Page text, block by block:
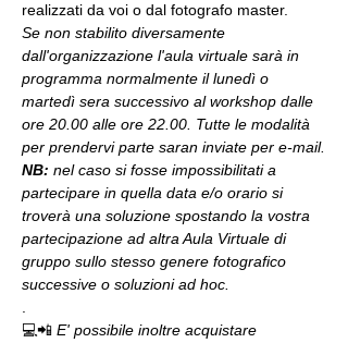
realizzati da voi o dal fotografo master.
Se non stabilito diversamente
dall'organizzazione l'aula virtuale sarà in
programma normalmente il lunedì o
martedì sera successivo al workshop dalle
ore 20.00 alle ore 22.00. Tutte le modalità
per prendervi parte saran inviate per e-mail.
NB: nel caso si fosse impossibilitati a
partecipare in quella data e/o orario si
troverà una soluzione spostando la vostra
partecipazione ad altra Aula Virtuale di
gruppo sullo stesso genere fotografico
successive o soluzioni ad hoc.
💻📲 E' possibile inoltre acquistare